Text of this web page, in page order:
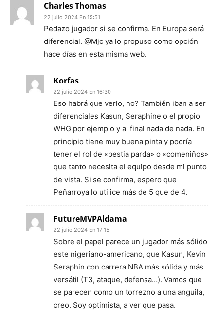
Charles Thomas
22 julio 2024 En 15:51
Pedazo jugador si se confirma. En Europa será
diferencial. @Mjc ya lo propuso como opción
hace días en esta misma web.
Korfas
22 julio 2024 En 16:30
Eso habrá que verlo, no? También iban a ser
diferenciales Kasun, Seraphine o el propio
WHG por ejemplo y al final nada de nada. En
principio tiene muy buena pinta y podría
tener el rol de «bestia parda» o «comeniños»
que tanto necesita el equipo desde mi punto
de vista. Si se confirma, espero que
Peñarroya lo utilice más de 5 que de 4.
FutureMVPAldama
22 julio 2024 En 17:15
Sobre el papel parece un jugador más sólido
este nigeriano-americano, que Kasun, Kevin
Seraphin con carrera NBA más sólida y más
versátil (T3, ataque, defensa…). Vamos que
se parecen como un torrezno a una anguila,
creo. Soy optimista, a ver que pasa.